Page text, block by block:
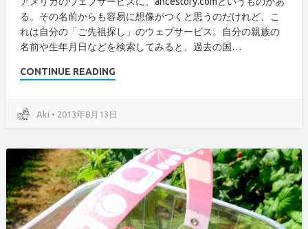
る。その名前からも容易に想像がつくと思うのだけれど、こ
れは自分の「ご先祖探し」のウェブサービス。自分の親族の
名前や生年月日などを検索してみると、過去の国…
CONTINUE READING
Aki • 2013年8月13日